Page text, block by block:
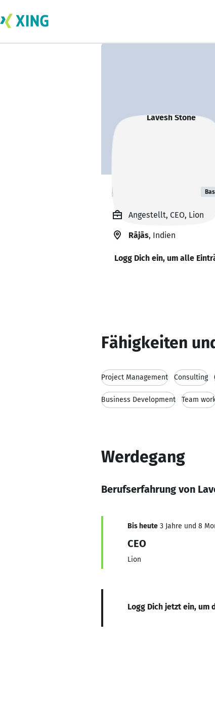
Lavesh Stone
Angestellt, CEO, Lion
Rājās, Indien
Logg Dich ein, um alle
Fähigkeiten
Project Management Consulting
Business Development Team
Werdegang
Berufserfahrung von
Bis heute 3 Jahre und 8
CEO
Lion
Logg Dich jetzt ein, um